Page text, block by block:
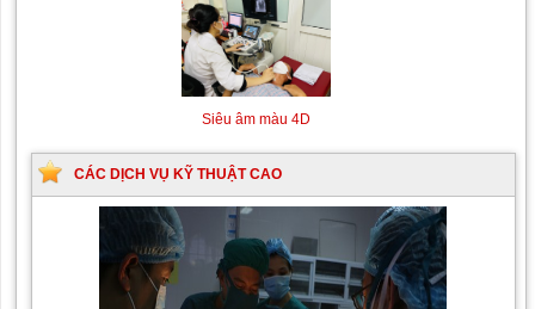
Siêu âm màu 4D
CÁC DỊCH VỤ KỸ THUẬT CAO